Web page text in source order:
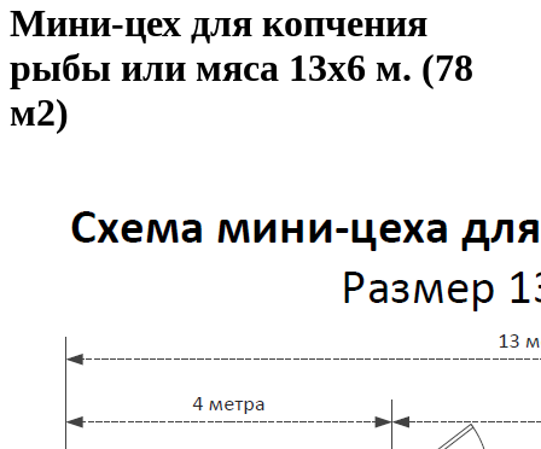
Мини-цех для копчения
рыбы или мяса 13х6 м. (78
м2)